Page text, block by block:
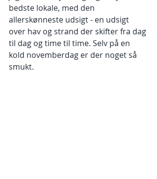
bedste lokale, med den
allerskønneste udsigt - en udsigt
over hav og strand der skifter fra dag
til dag og time til time. Selv på en
kold novemberdag er der noget så
smukt.